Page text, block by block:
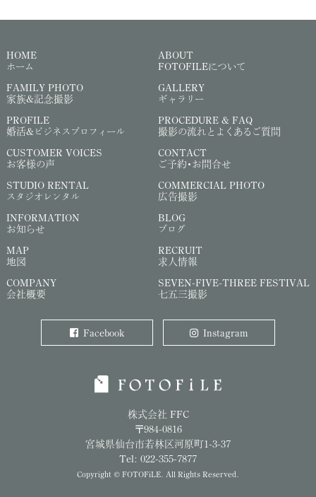
株式会社 FFC
〒984-0816
宮城県仙台市若林区河原町1-3-37
Tel: 022-355-7877
HOME
ホーム
ABOUT
FOTOFILEについて
FAMILY PHOTO
家族&記念撮影
GALLERY
ギャラリー
PROFILE
婚活&ビジネスプロフィール
PROCEDURE & FAQ
撮影の流れとよくあるご質問
CUSTOMER VOICES
お客様の声
CONTACT
ご予約・お問合せ
STUDIO RENTAL
スタジオレンタル
COMMERCIAL PHOTO
広告撮影
INFORMATION
お知らせ
BLOG
ブログ
MAP
地図
RECRUIT
求人情報
COMPANY
会社概要
SEVEN-FIVE-THREE FESTIVAL
七五三撮影
Facebook Instagram
Copyright © FOTOFiLE. All Rights Reserved.